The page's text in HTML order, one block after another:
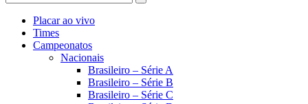
Placar ao vivo
Times
Campeonatos
Nacionais
Brasileiro – Série A
Brasileiro – Série B
Brasileiro – Série C